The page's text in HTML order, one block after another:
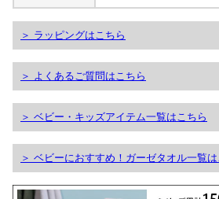
＞ ラッピングはこちら
＞ よくあるご質問はこちら
＞ ベビー・キッズアイテム一覧はこちら
＞ ベビーにおすすめ！ガーゼタオル一覧は